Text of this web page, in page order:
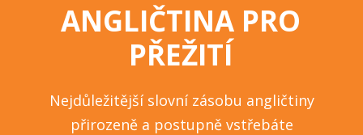
ANGLIČTINA PRO
PŘEŽITÍ
Nejdůležitější slovní zásobu angličtiny
přirozeně a postupně vstřebáte